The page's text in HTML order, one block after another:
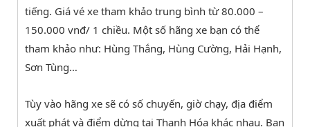
tiếng. Giá vé xe tham khảo trung bình từ 80.000 –
150.000 vnđ/ 1 chiều. Một số hãng xe bạn có thể
tham khảo như: Hùng Thắng, Hùng Cường, Hải Hạnh,
Sơn Tùng…
Tùy vào hãng xe sẽ có số chuyến, giờ chạy, địa điểm
xuất phát và điểm dừng tại Thanh Hóa khác nhau. Bạn